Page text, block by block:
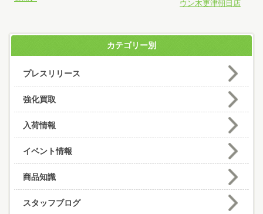
ウン木更津朝日店
カテゴリー別
プレスリリース
強化買取
入荷情報
イベント情報
商品知識
スタッフブログ